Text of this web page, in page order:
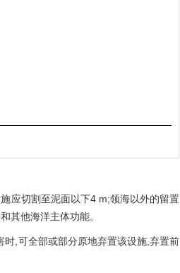
应切割至泥面以下4 m;领海以外的留置
其他海洋主体功能。
,可全部或部分原地弃置该设施,弃置前